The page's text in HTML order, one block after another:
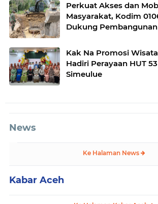
Perkuat Akses dan
Masyarakat, Kodim
Dukung
Kak Na Promosi
Hadiri Perayaan HUT
Simeulue
News
Ke Halaman News
Kabar Aceh